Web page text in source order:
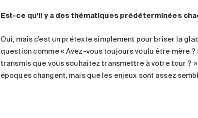
Est-ce qu’il y a des thématiques prédéterminées
Oui, mais c’est un prétexte simplement pour briser la
question comme « Avez-vous toujours voulu être mère
transmis que vous souhaitez transmettre à votre tour ?
époques changent, mais que les enjeux sont assez